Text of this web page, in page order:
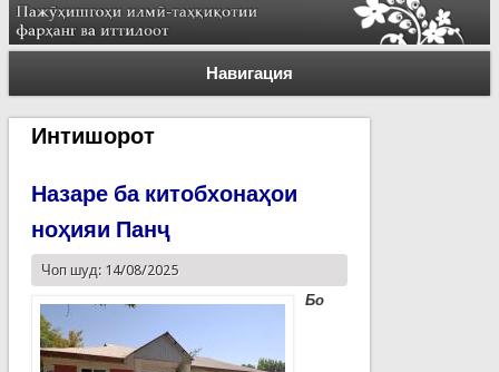
Навигация
Интишорот
Назаре ба китобхонаҳои
ноҳияи Панҷ
Чоп шуд: 14/08/2025
Бо